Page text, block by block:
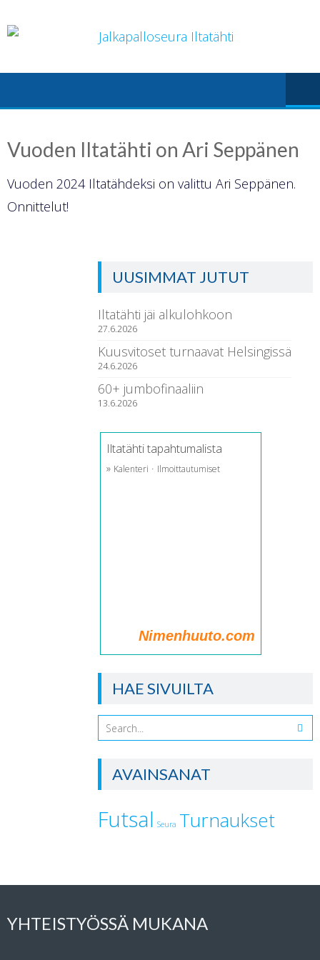
to
Vuoden Iltatähti on Ari Seppänen
Vuoden 2024 Iltatähdeksi on valittu Ari Seppänen.
Onnittelut!
UUSIMMAT JUTUT
Iltatähti jäi alkulohkoon
27.6.2026
Kuusvitoset turnaavat Helsingissä
24.6.2026
60+ jumbofinaaliin
13.6.2026
Iltatähti tapahtumalista
» Kalenteri · Ilmoittautumiset
Nimenhuuto.com
HAE SIVUILTA
AVAINSANAT
Futsal Seura Turnaukset
YHTEISTYÖSSÄ MUKANA